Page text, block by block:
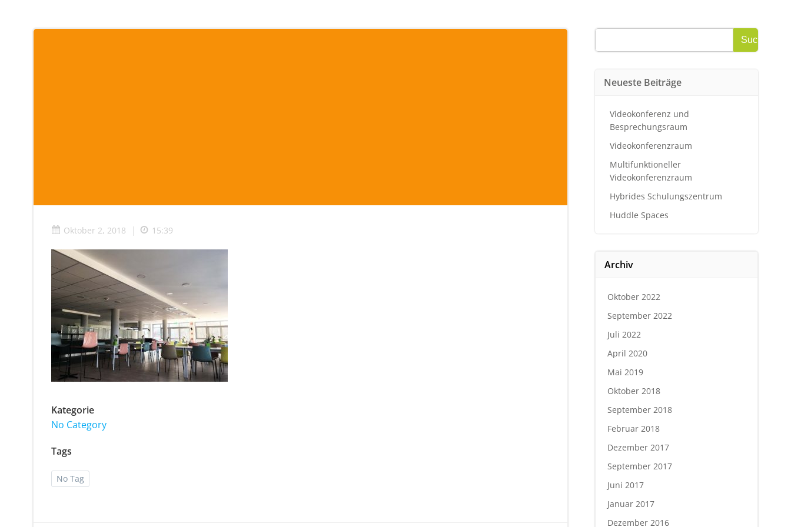
Oktober 2, 2018 | 15:39
Kategorie
No Category
Tags
No Tag
Suchen Suchen
Neueste Beiträge
Videokonferenz und
Besprechungsraum
Videokonferenzraum
Multifunktioneller
Videokonferenzraum
Hybrides Schulungszentrum
Huddle Spaces
Archiv
Oktober 2022
September 2022
Juli 2022
April 2020
Mai 2019
Oktober 2018
September 2018
Februar 2018
Dezember 2017
September 2017
Juni 2017
Januar 2017
Dezember 2016